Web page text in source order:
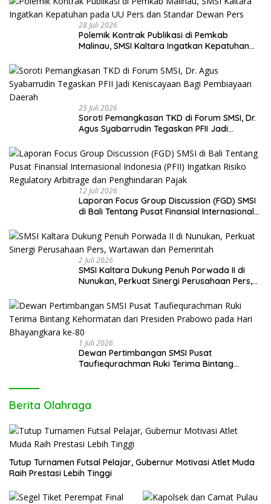
28 Juli 2026
Polemik Kontrak Publikasi di Pemkab
Malinau, SMSI Kaltara Ingatkan Kepatuhan
25 Juli 2026
Soroti Pemangkasan TKD di Forum SMSI, Dr.
Agus Syabarrudin Tegaskan PFII Jadi
12 Juli 2026
Laporan Focus Group Discussion (FGD) SMSI
di Bali Tentang Pusat Finansial Internasional
Arbitrage dan Penghindaran Pajak
2 Juli 2026
SMSI Kaltara Dukung Penuh Porwada II di
Nunukan, Perkuat Sinergi Perusahaan Pers,
1 Juli 2026
Dewan Pertimbangan SMSI Pusat
Taufiequrachman Ruki Terima Bintang
Berita Olahraga
Tutup Turnamen Futsal Pelajar, Gubernur Motivasi Atlet Muda
Raih Prestasi Lebih Tinggi